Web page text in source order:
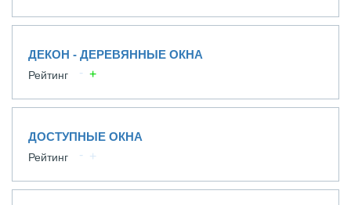
ДЕКОН - ДЕРЕВЯННЫЕ ОКНА
Рейтинг
ДОСТУПНЫЕ ОКНА
Рейтинг